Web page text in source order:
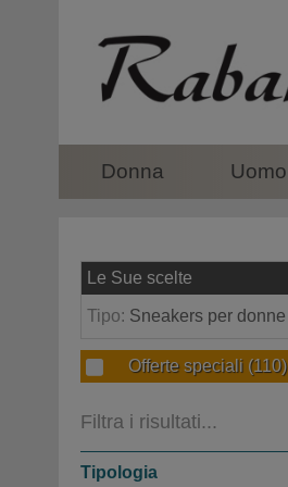
Donna Uomo
Le Sue scelte
Tipo: Sneakers per donne
Offerte speciali (110)
Filtra i risultati...
Tipologia